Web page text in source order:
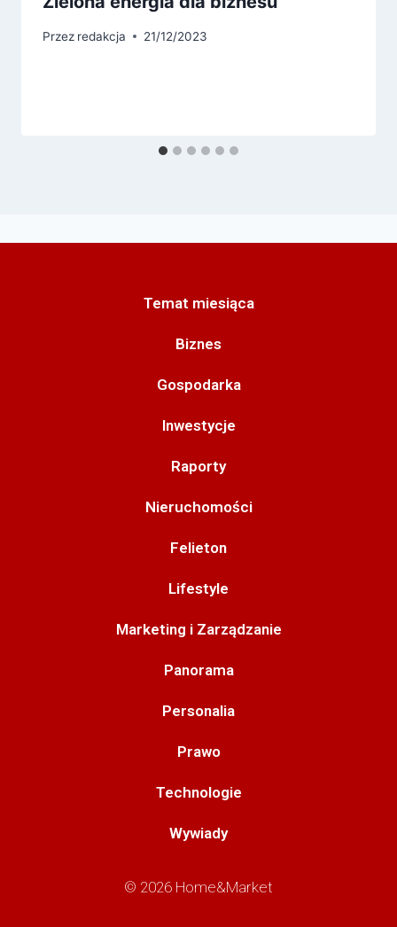
Przez redakcja 21/12/2023
Temat miesiąca
Biznes
Gospodarka
Inwestycje
Raporty
Nieruchomości
Felieton
Lifestyle
Marketing i Zarządzanie
Panorama
Personalia
Prawo
Technologie
Wywiady
© 2026 Home&Market